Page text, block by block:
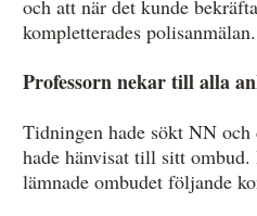
och att när det kunde
kompletterades polisanmälan.
Professorn nekar till alla
Tidningen hade sökt NN och
hade hänvisat till sitt
lämnade ombudet följande